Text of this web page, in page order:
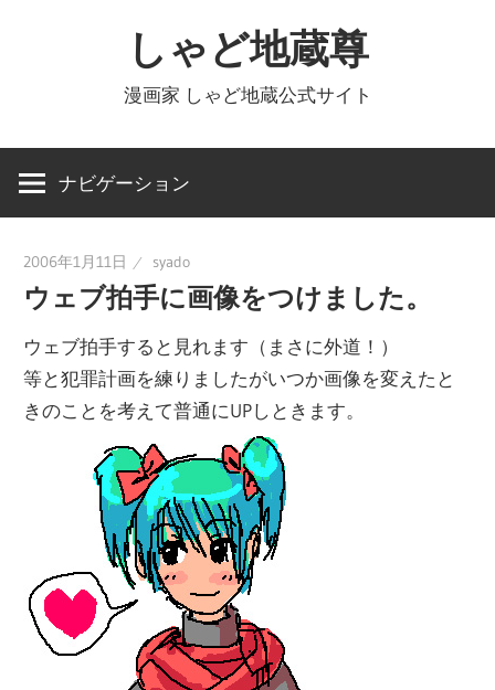
ツ
しゃど地蔵尊
漫画家 しゃど地蔵公式サイト
ナビゲーション
2006年1月11日 syado
ウェブ拍手に画像をつけました。
ウェブ拍手すると見れます（まさに外道！）
等と犯罪計画を練りましたがいつか画像を変えたと
きのことを考えて普通にUPしときます。